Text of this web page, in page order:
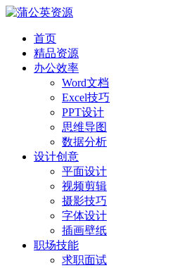
首页
精品资源
办公效率
Word文档
Excel技巧
PPT设计
思维导图
数据分析
设计创意
平面设计
视频剪辑
摄影技巧
字体设计
插画壁纸
职场技能
求职面试